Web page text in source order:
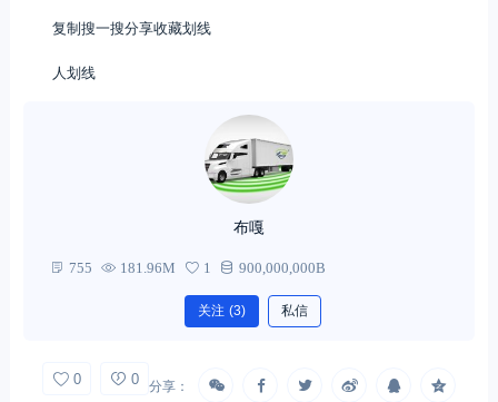
复制搜一搜分享收藏划线
人划线
布嘎
755 181.96M 1 900,000,000B
关注 (3) 私信
0 0 分享：